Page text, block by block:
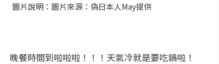
圖片說明：圖片來源：偽日本人May提供
晚餐時間到啦啦啦！！！天氣冷就是要吃鍋啦！